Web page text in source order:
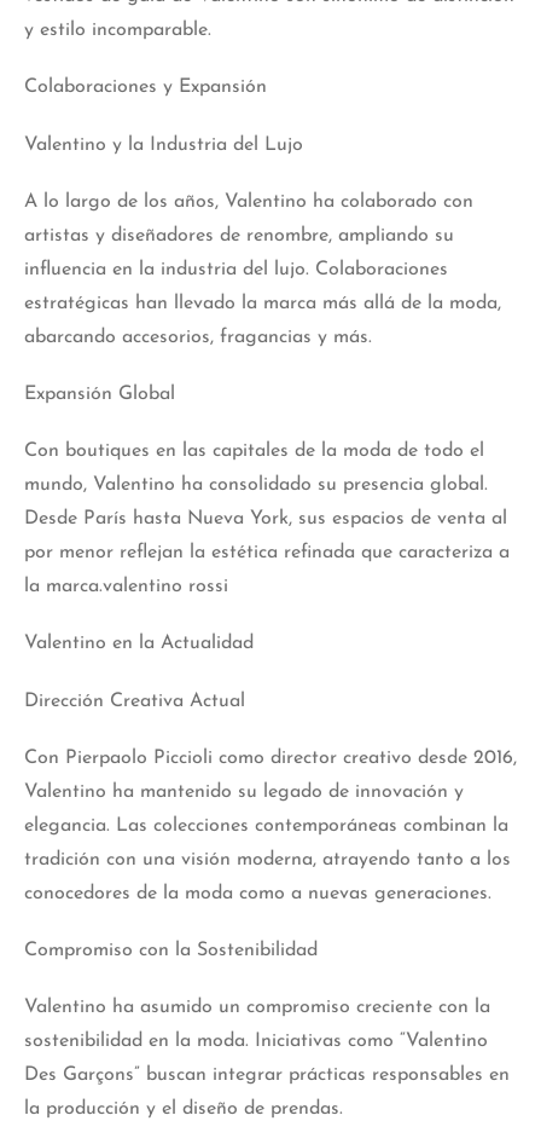
y estilo incomparable.
Colaboraciones y Expansión
Valentino y la Industria del Lujo
A lo largo de los años, Valentino ha colaborado con
artistas y diseñadores de renombre, ampliando su
influencia en la industria del lujo. Colaboraciones
estratégicas han llevado la marca más allá de la moda,
abarcando accesorios, fragancias y más.
Expansión Global
Con boutiques en las capitales de la moda de todo el
mundo, Valentino ha consolidado su presencia global.
Desde París hasta Nueva York, sus espacios de venta al
por menor reflejan la estética refinada que caracteriza a
la marca.valentino rossi
Valentino en la Actualidad
Dirección Creativa Actual
Con Pierpaolo Piccioli como director creativo desde 2016,
Valentino ha mantenido su
legado de innovación y
elegancia. Las colecciones contemporáneas combinan la
tradición con una visión moderna, atrayendo tanto a los
conocedores de la moda como a nuevas generaciones.
Compromiso con la Sostenibilidad
Valentino ha asumido un compromiso creciente con la
sostenibilidad en la moda. Iniciativas como “Valentino
Des Garçons” buscan integrar prácticas responsables en
la producción y el diseño de prendas.